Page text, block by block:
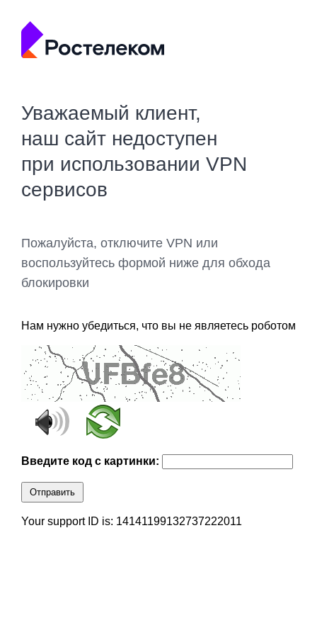
Уважаемый клиент,
наш сайт недоступен
при использовании VPN
сервисов
Пожалуйста, отключите VPN или
воспользуйтесь формой ниже для обхода
блокировки
Нам нужно убедиться, что вы не являетесь роботом
Введите код с картинки:
Отправить
Your support ID is: 14141199132737222011